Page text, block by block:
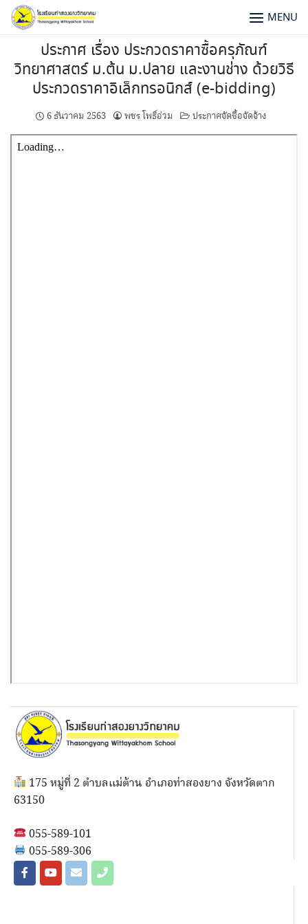
MENU
ประกาศ เรื่อง ประกวดราคาซื้อครุภัณฑ์
วิทยาศาสตร์ ม.ต้น ม.ปลาย และงานช่าง ด้วยวิธี
ประกวดราคาอิเล็กทรอนิกส์ (e-bidding)
6 ธันวาคม 2563 พชร โพธิ์อ่วม ประกาศจัดซื้อจัดจ้าง
175 หมู่ที่ 2 ตำบลแม่ต้าน อำเภอท่าสองยาง จังหวัดตาก
63150
055-589-101
055-589-306